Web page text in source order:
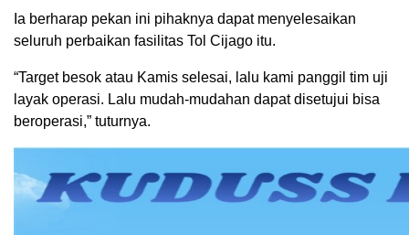
Ia berharap pekan ini pihaknya dapat menyelesaikan
seluruh perbaikan fasilitas Tol Cijago itu.
“Target besok atau Kamis selesai, lalu kami panggil tim uji
layak operasi. Lalu mudah-mudahan dapat disetujui bisa
beroperasi,” tuturnya.